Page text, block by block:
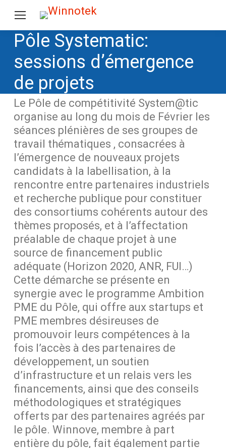
Pôle Systematic:
sessions d’émergence
de projets
Le Pôle de compétitivité System@tic
organise au long du mois de Février les
séances plénières de ses groupes de
travail thématiques , consacrées à
l’émergence de nouveaux projets
candidats à la labellisation, à la
rencontre entre partenaires industriels
et recherche publique pour constituer
des consortiums cohérents autour des
thèmes proposés, et à l’affectation
préalable de chaque projet à une
source de financement public
adéquate (Horizon 2020, ANR, FUI…)
Cette démarche se présente en
synergie avec le programme Ambition
PME du Pôle, qui offre aux startups et
PME membres désireuses de
promouvoir leurs compétences à la
fois l’accès à des partenaires de
développement, un soutien
d’infrastructure et un relais vers les
financements, ainsi que des conseils
méthodologiques et stratégiques
offerts par des partenaires agréés par
le pôle. Winnove, membre à part
entière du pôle, fait également partie